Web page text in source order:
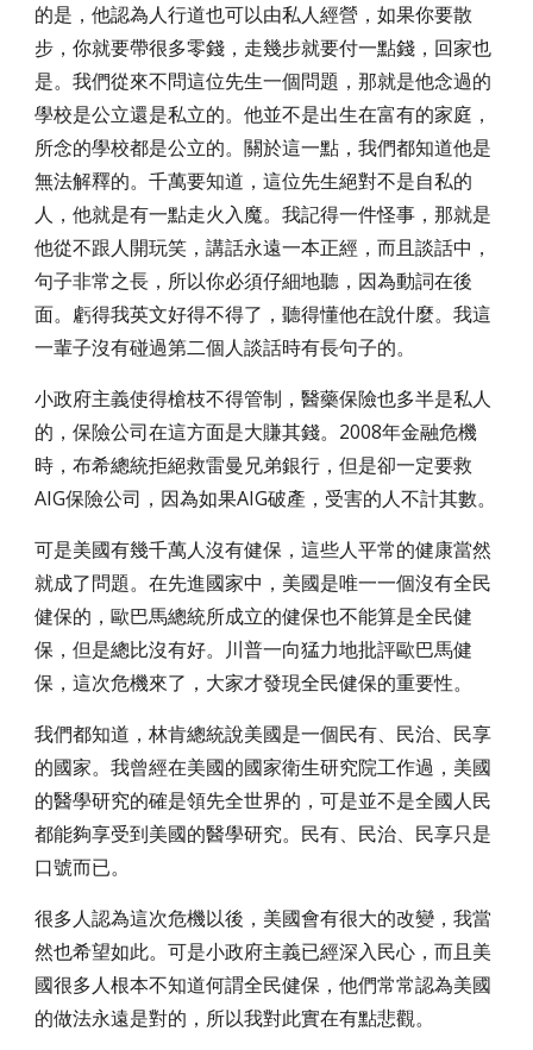
的是，他認為人行道也可以由私人經營，如果你要散
步，你就要帶很多零錢，走幾步就要付一點錢，回家也
是。我們從來不問這位先生一個問題，那就是他念過的
學校是公立還是私立的。他並不是出生在富有的家庭，
所念的學校都是公立的。關於這一點，我們都知道他是
無法解釋的。千萬要知道，這位先生絕對不是自私的
人，他就是有一點走火入魔。我記得一件怪事，那就是
他從不跟人開玩笑，講話永遠一本正經，而且談話中，
句子非常之長，所以你必須仔細地聽，因為動詞在後
面。虧得我英文好得不得了，聽得懂他在說什麼。我這
一輩子沒有碰過第二個人談話時有長句子的。
小政府主義使得槍枝不得管制，醫藥保險也多半是私人
的，保險公司在這方面是大賺其錢。2008年金融危機
時，布希總統拒絕救雷曼兄弟銀行，但是卻一定要救
AIG保險公司，因為如果AIG破產，受害的人不計其數。
可是美國有幾千萬人沒有健保，這些人平常的健康當然
就成了問題。在先進國家中，美國是唯一一個沒有全民
健保的，歐巴馬總統所成立的健保也不能算是全民健
保，但是總比沒有好。川普一向猛力地批評歐巴馬健
保，這次危機來了，大家才發現全民健保的重要性。
我們都知道，林肯總統說美國是一個民有、民治、民享
的國家。我曾經在美國的國家衛生研究院工作過，美國
的醫學研究的確是領先全世界的，可是並不是全國人民
都能夠享受到美國的醫學研究。民有、民治、民享只是
口號而已。
很多人認為這次危機以後，美國會有很大的改變，我當
然也希望如此。可是小政府主義已經深入民心，而且美
國很多人根本不知道何謂全民健保，他們常常認為美國
的做法永遠是對的，所以我對此實在有點悲觀。